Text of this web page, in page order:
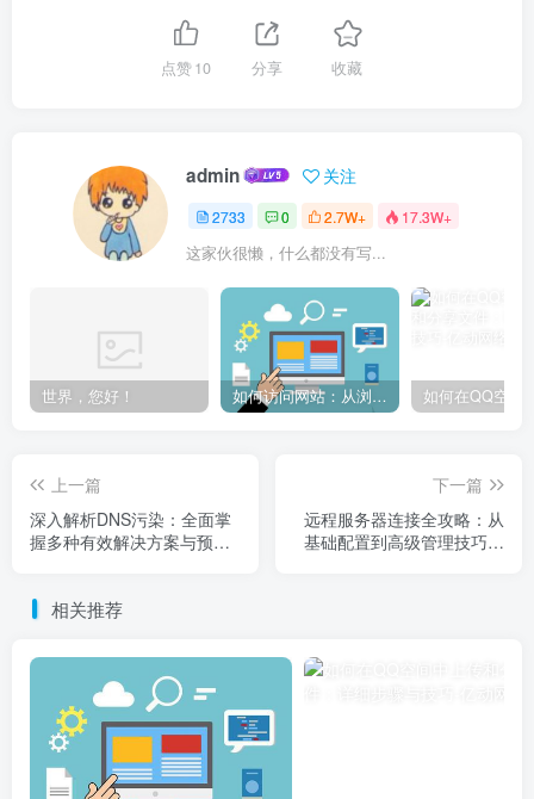
点赞10 分享 收藏
admin 关注
2733 0 2.7W+ 17.3W+
这家伙很懒，什么都没有写...
世界，您好！ 如何访问网站：从浏览器输入到页面加载的完整步骤详解
上一篇
深入解析DNS污染：全面掌
握多种有效解决方案与预防
下一篇
远程服务器连接全攻略：从
基础配置到高级管理技巧详
相关推荐